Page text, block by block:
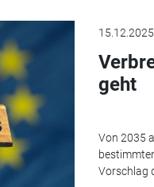
15.12.2025
geht
Von 2035
Vorschlag